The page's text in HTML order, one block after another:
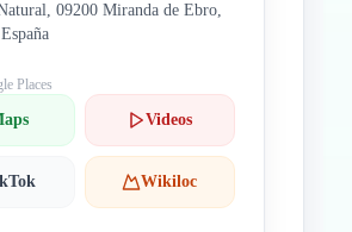
09200 Miranda de Ebro,
Places
Videos
Wikiloc